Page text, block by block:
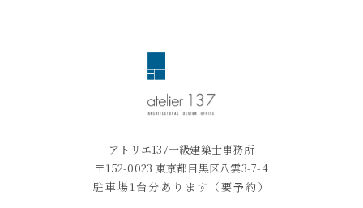
アトリエ137一級建築士事務所
〒152-0023 東京都目黒区八雲3-7-4
駐車場1台分あります（要予約）